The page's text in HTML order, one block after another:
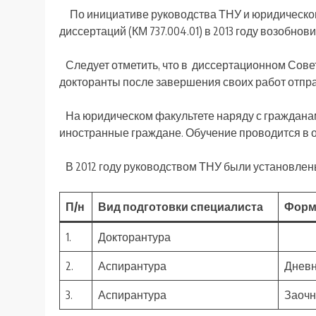
По инициативе руководства ТНУ и
диссертаций (КМ 737.004.01) в 2013 году
Следует отметить, что в диссертационном
докторанты после завершения своих работ
На юридическом факультете наряду с
иностранные граждане. Обучение проводится в
В 2012 году руководством ТНУ были
П/н Вид подготовки специалиста
1. Докторантура
2. Аспирантура
3. Аспирантура